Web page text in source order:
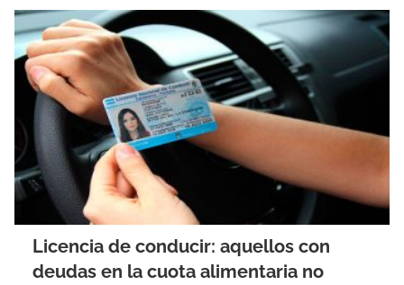
Licencia de conducir: aquellos con
deudas en la cuota alimentaria no